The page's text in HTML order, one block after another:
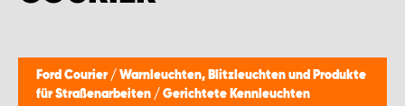
Ford Courier / Warnleuchten, Blitzleuchten und Produkte
für Straßenarbeiten / Gerichtete Kennleuchten
WORK SYSTEM BRÜSSEL
WORK SYSTEM LIMBURG-KEMPEN